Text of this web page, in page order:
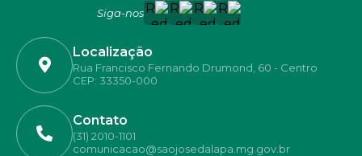
Siga-nos
Localização
Rua Francisco Fernando Drumond, 60 - Centro
CEP: 33350-000
Contato
(31) 2010-1101
comunicacao@saojosedalapa.mg.gov.br